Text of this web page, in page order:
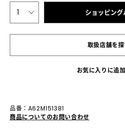
1 ショッピン
取扱店舗を
お気に入りに追加
品番：A62M151381
商品についてのお問い合わせ